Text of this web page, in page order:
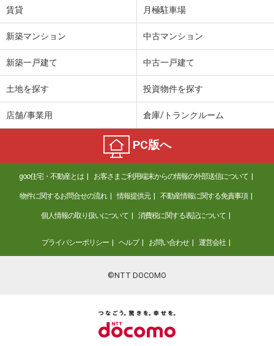
賃貸 月極駐車場
新築マンション 中古マンション
新築一戸建て 中古一戸建て
土地を探す 投資物件を探す
店舗/事業用 倉庫/トランクルーム
PC版へ
goo住宅・不動産とは お客さまご利用端末からの情報の外部送信について
物件に関するお問合せの流れ 情報提供元 不動産情報に関する免責事項
個人情報の取り扱いについて 消費税に関する表記について
プライバシーポリシー ヘルプ お問い合わせ 運営会社
©NTT DOCOMO